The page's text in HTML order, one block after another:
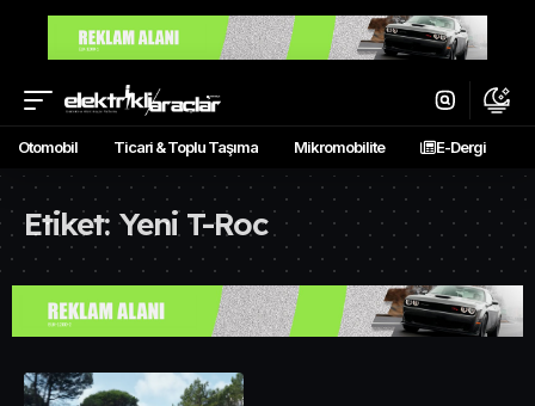
Otomobil Ticari & Toplu Taşıma Mikromobilite E-Dergi
Etiket:Yeni T-Roc